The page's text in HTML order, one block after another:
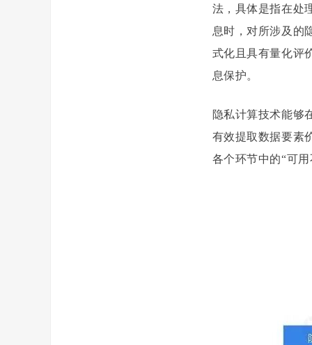
法，具体是指在处
息时，对所涉及的
式化且具有量化评
息保护。
隐私计算技术能够
有效提取数据要素
各个环节中的“可